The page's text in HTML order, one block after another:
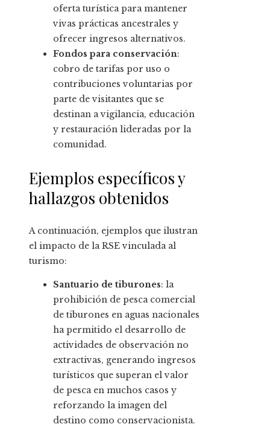
oferta turística para mantener
vivas prácticas ancestrales y
ofrecer ingresos alternativos.
Fondos para conservación:
cobro de tarifas por uso o
contribuciones voluntarias por
parte de visitantes que se
destinan a vigilancia, educación
y restauración lideradas por la
comunidad.
Ejemplos específicos y
hallazgos obtenidos
A continuación, ejemplos que ilustran
el impacto de la RSE vinculada al
turismo:
Santuario de tiburones: la
prohibición de pesca comercial
de tiburones en aguas nacionales
ha permitido el desarrollo de
actividades de observación no
extractivas, generando ingresos
turísticos que superan el valor
de pesca en muchos casos y
reforzando la imagen del
destino como conservacionista.